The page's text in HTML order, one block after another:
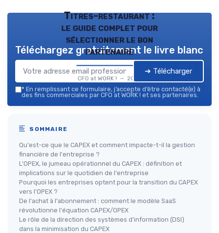
Titres-restaurant :
le guide complet pour
sélectionner le bon
partenaire
CFO at WORK ! — 2026
Téléchargez gratuitement le livre blanc
➔ Télécharger
* En remplissant ce formulaire, j’accepte d’être contacté(e) à
des fins commerciales par CFO at WORK ! et ses partenaires.
SOMMAIRE
Qu'est-ce que le CAPEX et comment impacte-t-il la gestion
financière de l'entreprise ?
L'OPEX, le jumeau opérationnel du CAPEX : définition et
implications sur le quotidien de l'entreprise
Pourquoi les entreprises optent pour la transition du CAPEX
vers l'OPEX ?
De l'achat à l'abonnement : comment le modèle SaaS
révolutionne l'équation CAPEX/OPEX
Le rôle de la direction des systèmes d'information (DSI)
dans la minimisation du CAPEX